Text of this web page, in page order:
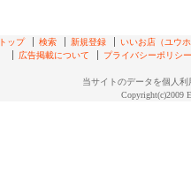
トップ 検索 新規登録
いいお店（ユウ
広告掲載について
プライバシーポリシー
当サイトのデータを個人
Copyright(c)2009